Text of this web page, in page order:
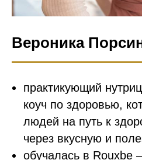
Вероника
практикующий
коуч по здоровью,
людей на путь к
через вкусную и
обучалась в Rouxbe